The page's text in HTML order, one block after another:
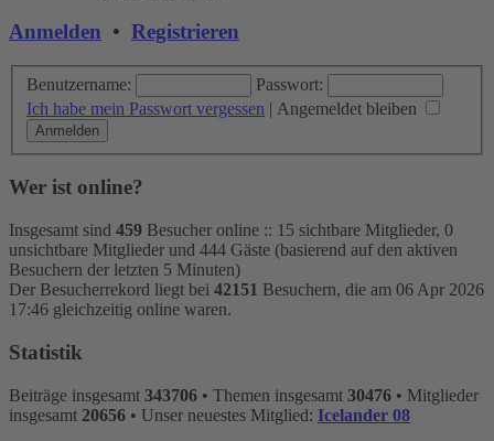
Anmelden • Registrieren
Benutzername:
Passwort:
Ich habe mein Passwort vergessen | Angemeldet bleiben
Wer ist online?
Insgesamt sind 459 Besucher online :: 15 sichtbare Mitglieder, 0
unsichtbare Mitglieder und 444 Gäste (basierend auf den aktiven
Besuchern der letzten 5 Minuten)
Der Besucherrekord liegt bei 42151 Besuchern, die am 06 Apr 2026
17:46 gleichzeitig online waren.
Statistik
Beiträge insgesamt 343706 • Themen insgesamt 30476 • Mitglieder
insgesamt 20656 • Unser neuestes Mitglied: Icelander 08